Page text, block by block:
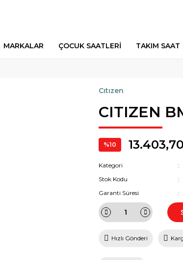
MARKALAR ÇOCUK SAATLERİ TAKIM SAAT
Cıtızen
CITIZEN
%10
Kategori
Stok Kodu
Garanti Süresi
Hızlı Gönderi